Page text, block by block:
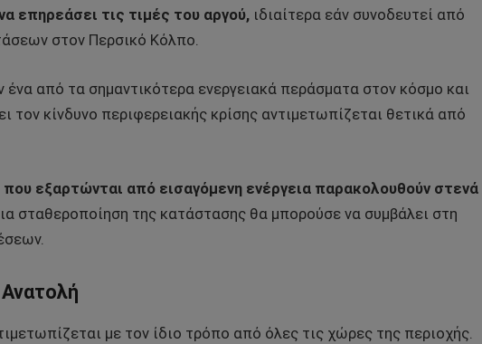
επηρεάσει τις τιμές του αργού, ιδιαίτερα εάν συνοδευτεί από
στον Περσικό Κόλπο.
από τα σημαντικότερα ενεργειακά περάσματα στον κόσμο και
τον κίνδυνο περιφερειακής κρίσης αντιμετωπίζεται θετικά από
που εξαρτώνται από εισαγόμενη ενέργεια παρακολουθούν στενά
σταθεροποίηση της κατάστασης θα μπορούσε να συμβάλει στη
με τον ίδιο τρόπο από όλες τις χώρες της περιοχής.